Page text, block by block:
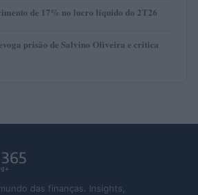
de 17% no lucro líquido do 2T26
prisão de Salvino Oliveira e critica
das finanças. Insights,